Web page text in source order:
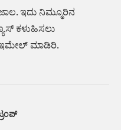
ಇದು ನಿಮ್ಮೂರಿನ
ಕಳುಹಿಸಲು
ಇಮೇಲ್ ಮಾಡಿರಿ.